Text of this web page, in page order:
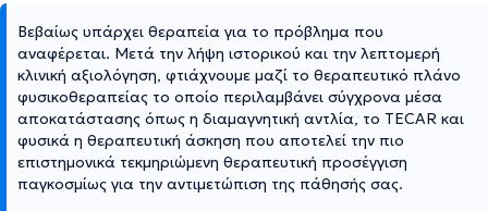
Βεβαίως υπάρχει θεραπεία για το πρόβλημα που
αναφέρεται. Μετά την λήψη ιστορικού και την λεπτομερή
κλινική αξιολόγηση, φτιάχνουμε μαζί το θεραπευτικό πλάνο
φυσικοθεραπείας το οποίο περιλαμβάνει σύγχρονα μέσα
αποκατάστασης όπως η διαμαγνητική αντλία, το TECAR και
φυσικά η θεραπευτική άσκηση που αποτελεί την πιο
επιστημονικά τεκμηριώμενη θεραπευτική προσέγγιση
παγκοσμίως για την αντιμετώπιση της πάθησής σας.